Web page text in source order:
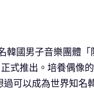
韓國男子音樂團體
式推出。培養偶像
可以成為世界知名